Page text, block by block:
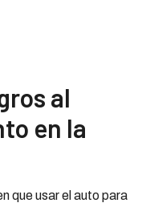
al
en la
que usar el auto para